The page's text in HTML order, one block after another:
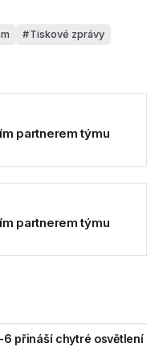
Tiskové zprávy
partnerem týmu
partnerem týmu
6 přináší chytré osvětlení